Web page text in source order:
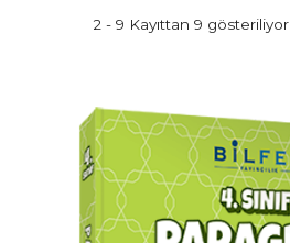
2 - 9 Kayıttan 9 gösteriliyor